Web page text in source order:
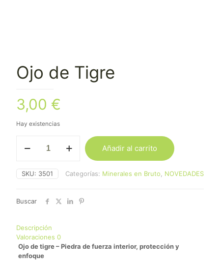
Ojo de Tigre
3,00 €
Hay existencias
cantidad
Añadir al carrito
SKU: 3501 Categorías: Minerales en Bruto, NOVEDADES
Buscar
Descripción
Valoraciones 0
Ojo de tigre – Piedra de fuerza interior, protección y
enfoque